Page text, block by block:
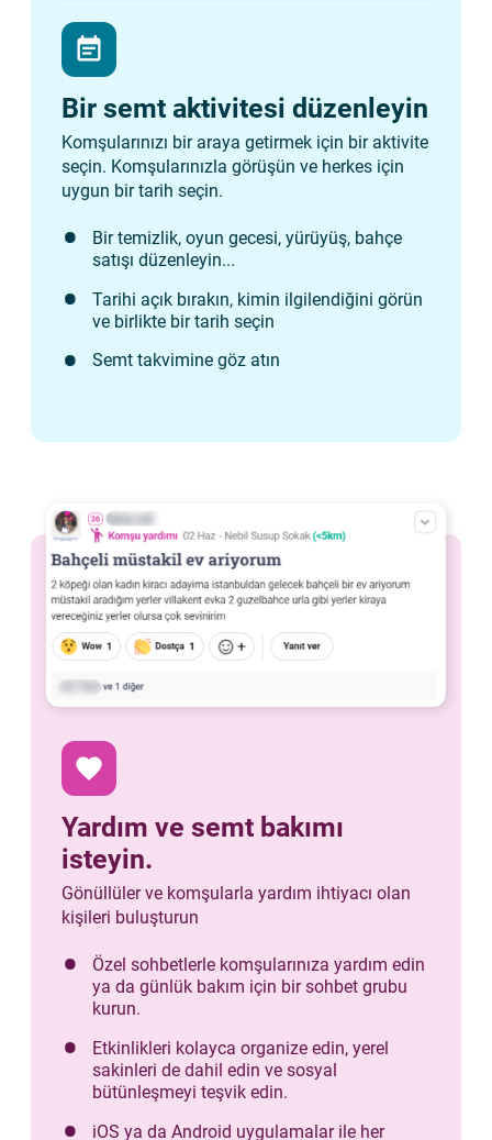
event_note
Bir semt aktivitesi düzenleyin
Komşularınızı bir araya getirmek için bir aktivite
seçin. Komşularınızla görüşün ve herkes için
uygun bir tarih seçin.
Bir temizlik, oyun gecesi, yürüyüş, bahçe
satışı düzenleyin...
Tarihi açık bırakın, kimin ilgilendiğini görün
ve birlikte bir tarih seçin
Semt takvimine göz atın
favorite
Yardım ve semt bakımı
isteyin.
Gönüllüler ve komşularla yardım ihtiyacı olan
kişileri buluşturun
Özel sohbetlerle komşularınıza yardım edin
ya da günlük bakım için bir sohbet grubu
kurun.
Etkinlikleri kolayca organize edin, yerel
sakinleri de dahil edin ve sosyal
bütünleşmeyi teşvik edin.
iOS ya da Android uygulamalar ile her